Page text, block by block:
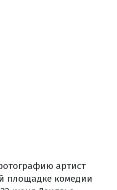
артист
площадке комедии